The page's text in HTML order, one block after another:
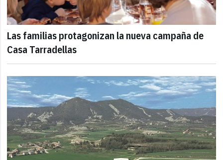
Las familias protagonizan la nueva campaña de
Casa Tarradellas